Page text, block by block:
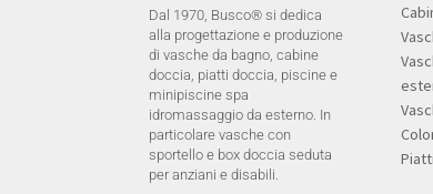
Dal 1970, Busco® si dedica
alla progettazione e produzione
di vasche da bagno, cabine
doccia, piatti doccia, piscine e
minipiscine spa
idromassaggio da esterno. In
particolare vasche con
sportello e box doccia seduta
per anziani e disabili.